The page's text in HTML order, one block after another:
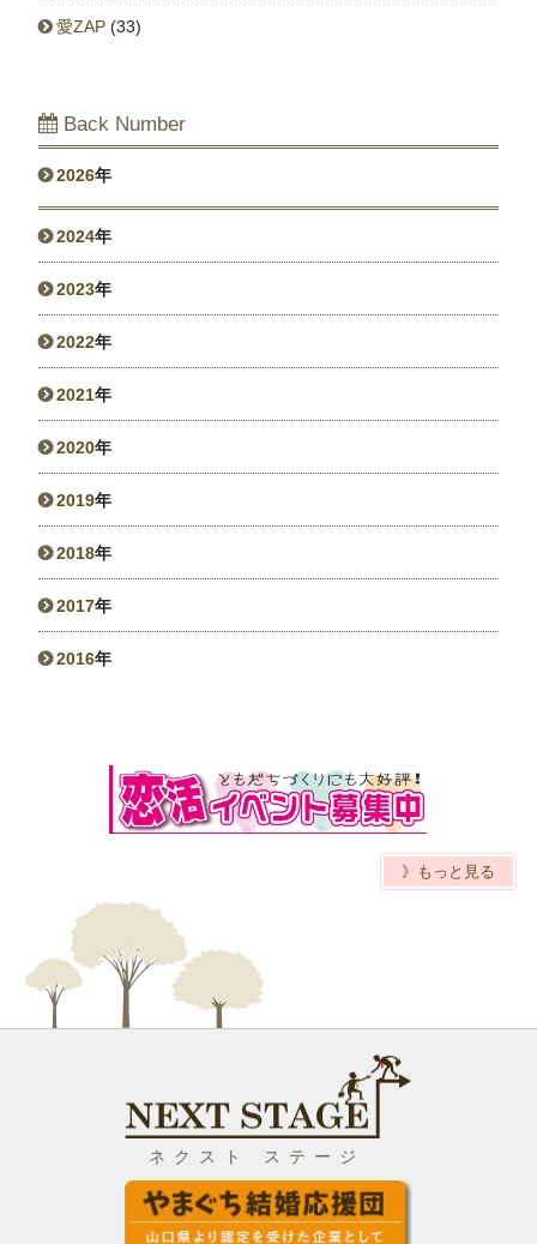
愛ZAP (33)
Back Number
2026年
2024年
2023年
2022年
2021年
2020年
2019年
2018年
2017年
2016年
》もっと見る
ネクスト ステージ